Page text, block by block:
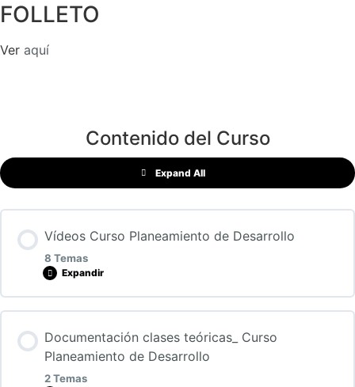
FOLLETO
Ver aquí
Contenido del Curso
Expand All
Vídeos Curso Planeamiento de Desarrollo
8 Temas
Expandir
0% COMPLETADO 0/8 Pasos
Documentación clases teóricas_ Curso
Planeamiento de Desarrollo
2 Temas